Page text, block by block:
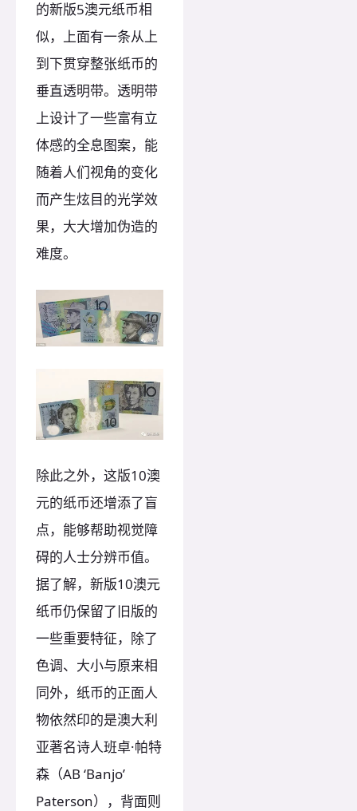
的新版5澳元纸币相
似，上面有一条从上
到下贯穿整张纸币的
垂直透明带。透明带
上设计了一些富有立
体感的全息图案，能
随着人们视角的变化
而产生炫目的光学效
果，大大增加伪造的
难度。
除此之外，这版10澳
元的纸币还增添了盲
点，能够帮助视觉障
碍的人士分辨币值。
据了解，新版10澳元
纸币仍保留了旧版的
一些重要特征，除了
色调、大小与原来相
同外，纸币的正面人
物依然印的是澳大利
亚著名诗人班卓·帕特
森（AB ‘Banjo’
Paterson），背面则